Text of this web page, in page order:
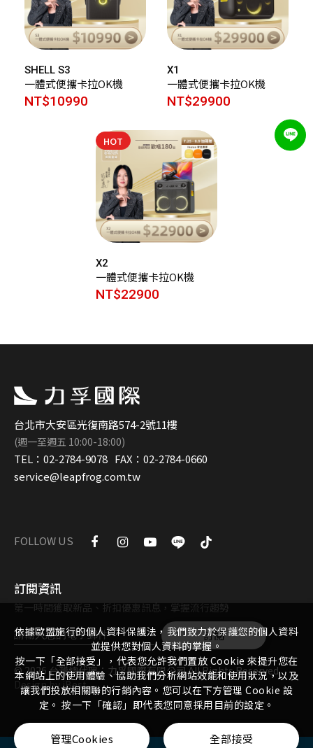
SHELL S3
一體式便攜卡拉OK機
NT$10990
X1
一體式便攜卡拉OK機
NT$29900
HOT
X2
一體式便攜卡拉OK機
NT$22900
訂閱資訊
第一時間獲取新品、折扣優惠訊息，掌握流行趨勢
訂閱
© 2026 台灣總代理：力孚國際有限公司All Rights Reserved.
DesignbyiBest
台北市大安區光復南路574-2號11樓
(週一至週五 10:00-18:00)
TEL： 02-2784-9078 FAX： 02-2784-0660
service@leapfrog.com.tw
FOLLOW US
依據歐盟施行的個人資料保護法，我們致力於保護您的個人資料
並提供您對個人資料的掌握。
按一下「全部接受」，代表您允許我們置放 Cookie 來提升您在
本網站上的使用體驗、協助我們分析網站效能和使用狀況，以及
讓我們投放相關聯的行銷內容。您可以在下方管理 Cookie 設
定。 按一下「確認」即代表您同意採用目前的設定。
管理Cookies 全部接受